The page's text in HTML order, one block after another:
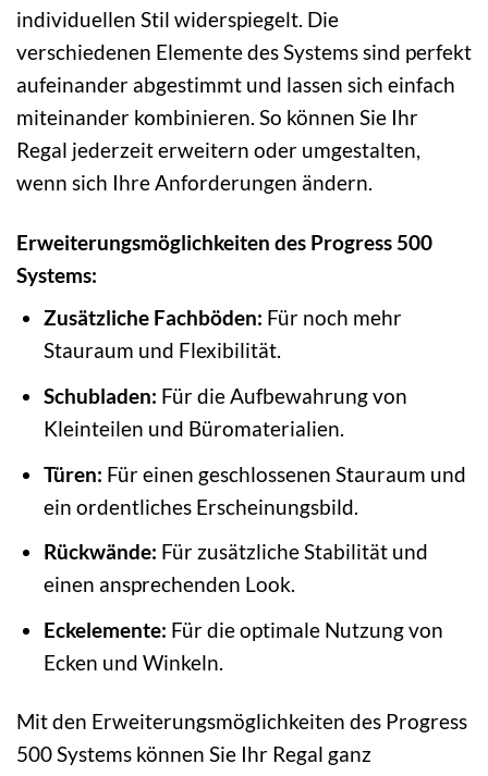
individuellen Stil widerspiegelt. Die
verschiedenen Elemente des Systems sind perfekt
aufeinander abgestimmt und lassen sich einfach
miteinander kombinieren. So können Sie Ihr
Regal jederzeit erweitern oder umgestalten,
wenn sich Ihre Anforderungen ändern.
Erweiterungsmöglichkeiten des Progress 500
Systems:
Zusätzliche Fachböden: Für noch mehr
Stauraum und Flexibilität.
Schubladen: Für die Aufbewahrung von
Kleinteilen und Büromaterialien.
Türen: Für einen geschlossenen Stauraum und
ein ordentliches Erscheinungsbild.
Rückwände: Für zusätzliche Stabilität und
einen ansprechenden Look.
Eckelemente: Für die optimale Nutzung von
Ecken und Winkeln.
Mit den Erweiterungsmöglichkeiten des Progress
500 Systems können Sie Ihr Regal ganz